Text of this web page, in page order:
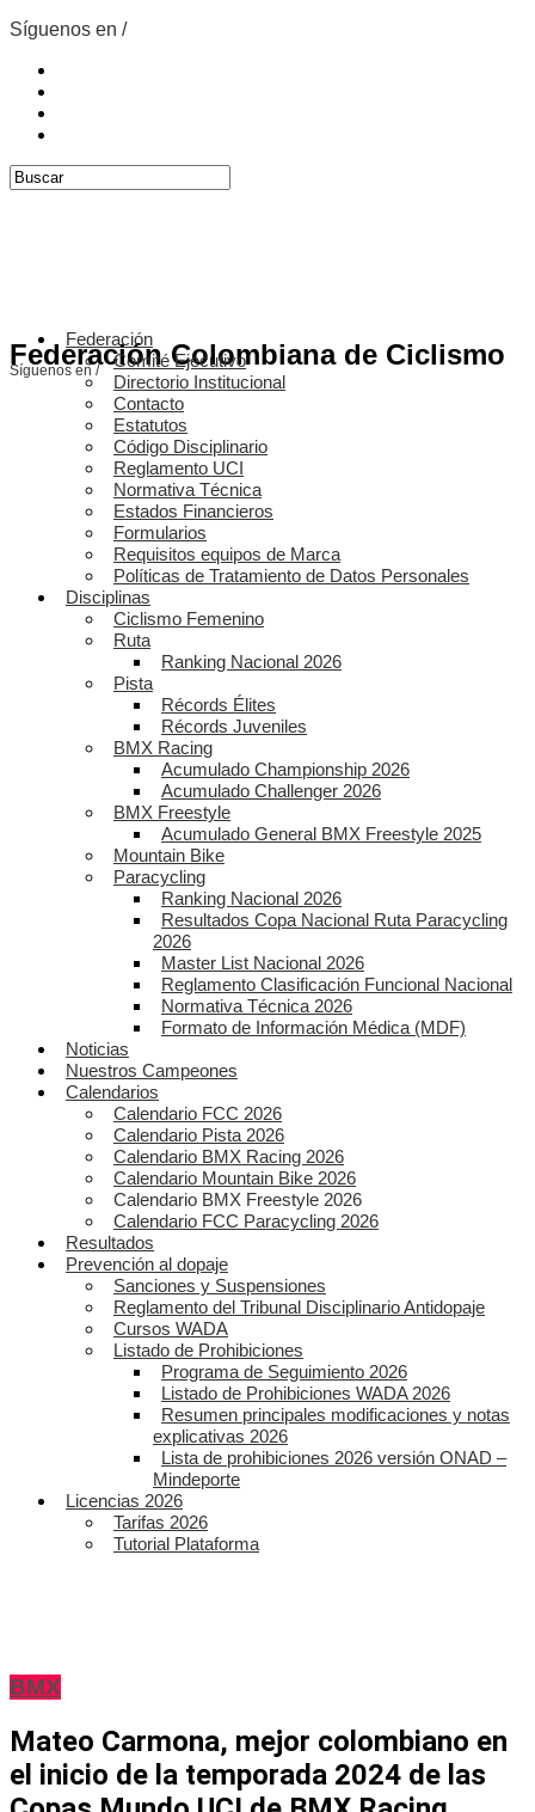
Síguenos en /
Federación Colombiana de Ciclismo
Síguenos en /
Federación
Comité Ejecutivo
Directorio Institucional
Contacto
Estatutos
Código Disciplinario
Reglamento UCI
Normativa Técnica
Estados Financieros
Formularios
Requisitos equipos de Marca
Políticas de Tratamiento de Datos Personales
Disciplinas
Ciclismo Femenino
Ruta
Ranking Nacional 2026
Pista
Récords Élites
Récords Juveniles
BMX Racing
Acumulado Championship 2026
Acumulado Challenger 2026
BMX Freestyle
Acumulado General BMX Freestyle 2025
Mountain Bike
Paracycling
Ranking Nacional 2026
Resultados Copa Nacional Ruta Paracycling
2026
Master List Nacional 2026
Reglamento Clasificación Funcional Nacional
Normativa Técnica 2026
Formato de Información Médica (MDF)
Noticias
Nuestros Campeones
Calendarios
Calendario FCC 2026
Calendario Pista 2026
Calendario BMX Racing 2026
Calendario Mountain Bike 2026
Calendario BMX Freestyle 2026
Calendario FCC Paracycling 2026
Resultados
Prevención al dopaje
Sanciones y Suspensiones
Reglamento del Tribunal Disciplinario Antidopaje
Cursos WADA
Listado de Prohibiciones
Programa de Seguimiento 2026
Listado de Prohibiciones WADA 2026
Resumen principales modificaciones y notas
explicativas 2026
Lista de prohibiciones 2026 versión ONAD –
Mindeporte
Licencias 2026
Tarifas 2026
Tutorial Plataforma
BMX
Mateo Carmona, mejor colombiano en
el inicio de la temporada 2024 de las